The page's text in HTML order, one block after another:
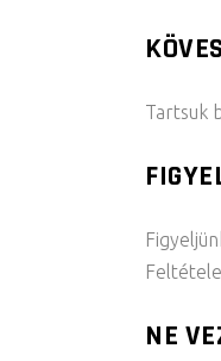
Tartsuk
NE